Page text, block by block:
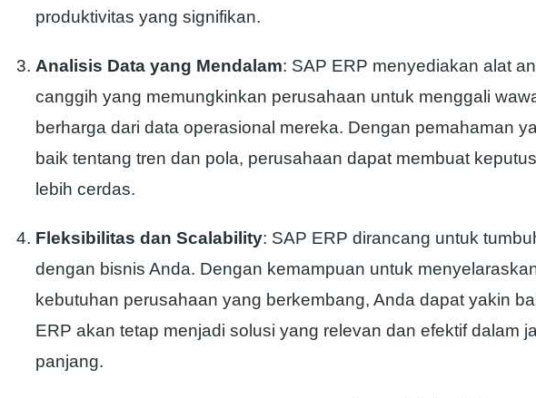
produktivitas yang signifikan.
Analisis Data yang Mendalam: SAP ERP menyediakan alat
canggih yang memungkinkan perusahaan untuk menggali
berharga dari data operasional mereka. Dengan pemahaman
baik tentang tren dan pola, perusahaan dapat membuat
lebih cerdas.
Fleksibilitas dan Scalability: SAP ERP dirancang untuk
dengan bisnis Anda. Dengan kemampuan untuk
kebutuhan perusahaan yang berkembang, Anda dapat yakin
ERP akan tetap menjadi solusi yang relevan dan efektif dalam
panjang.